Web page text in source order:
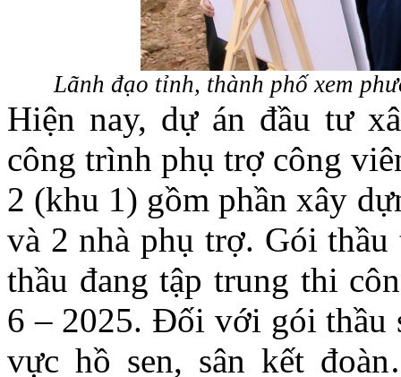
Lãnh đạo tỉnh, thành phố xem
Hiện nay, dự án đầu tư
công trình phụ trợ công
2 (khu 1) gồm phần xây
và 2 nhà phụ trợ. Gói
thầu đang tập trung thi
6 – 2025. Đối với gói thầu
vực hồ sen, sân kết